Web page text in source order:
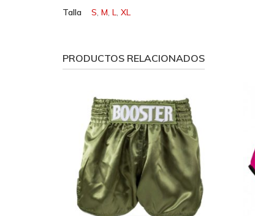
Talla S, M, L, XL
PRODUCTOS RELACIONADOS